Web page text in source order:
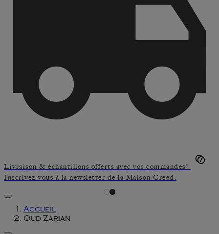
Livraison & échantillons offerts avec vos commandes*
Inscrivez-vous à la newsletter de la Maison Creed.
Accueil
Oud Zarian